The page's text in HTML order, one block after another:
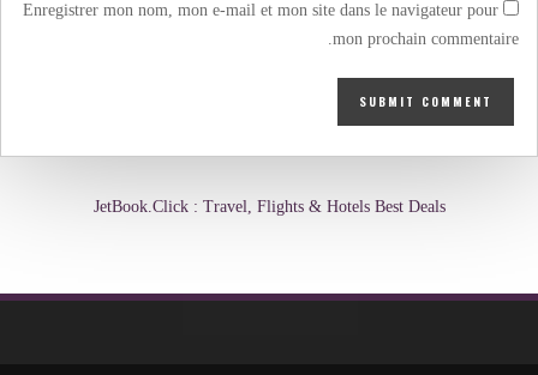
Enregistrer mon nom, mon e-mail et mon site dans le navigateur pour
mon prochain commentaire.
JetBook.Click : Travel, Flights & Hotels Best Deals